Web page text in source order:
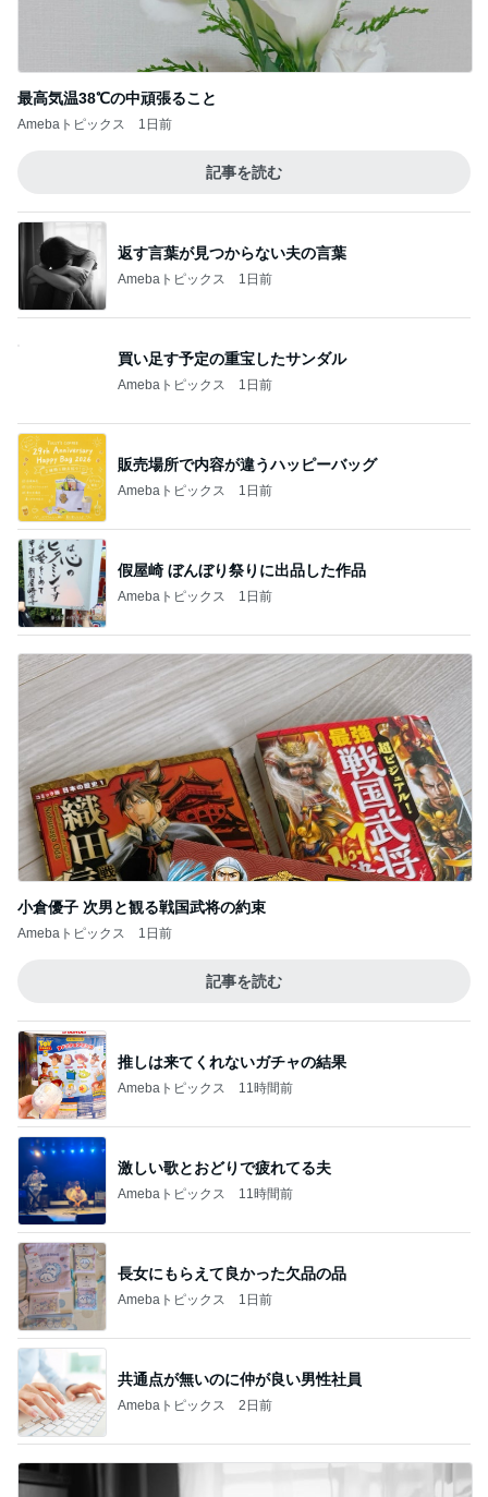
最高気温38℃の中頑張ること
Amebaトピックス 1日前
記事を読む
返す言葉が見つからない夫の言葉
Amebaトピックス 1日前
買い足す予定の重宝したサンダル
Amebaトピックス 1日前
販売場所で内容が違うハッピーバッグ
Amebaトピックス 1日前
假屋崎 ぼんぼり祭りに出品した作品
Amebaトピックス 1日前
小倉優子 次男と観る戦国武将の約束
Amebaトピックス 1日前
記事を読む
推しは来てくれないガチャの結果
Amebaトピックス 11時間前
激しい歌とおどりで疲れてる夫
Amebaトピックス 11時間前
長女にもらえて良かった欠品の品
Amebaトピックス 1日前
共通点が無いのに仲が良い男性社員
Amebaトピックス 2日前